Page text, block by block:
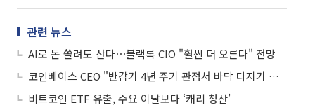
관련 뉴스
AI로 돈 쏠려도 산다⋯블랙록 CIO "훨씬 더 오른다" 전망
코인베이스 CEO "반감기 4년 주기 관점서 바닥 다지기 끝냈다"
비트코인 ETF 유출, 수요 이탈보다 ‘캐리 청산’